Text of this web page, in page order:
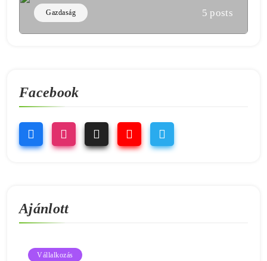
Gazdaság 5 posts
Facebook
Ajánlott
Vállalkozás